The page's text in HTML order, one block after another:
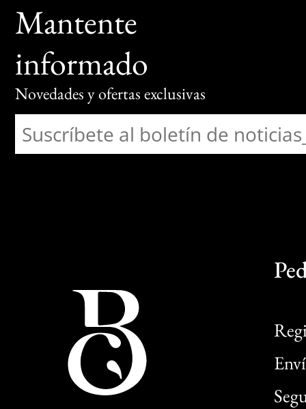
Mantente
informado
Novedades y ofertas exclusivas